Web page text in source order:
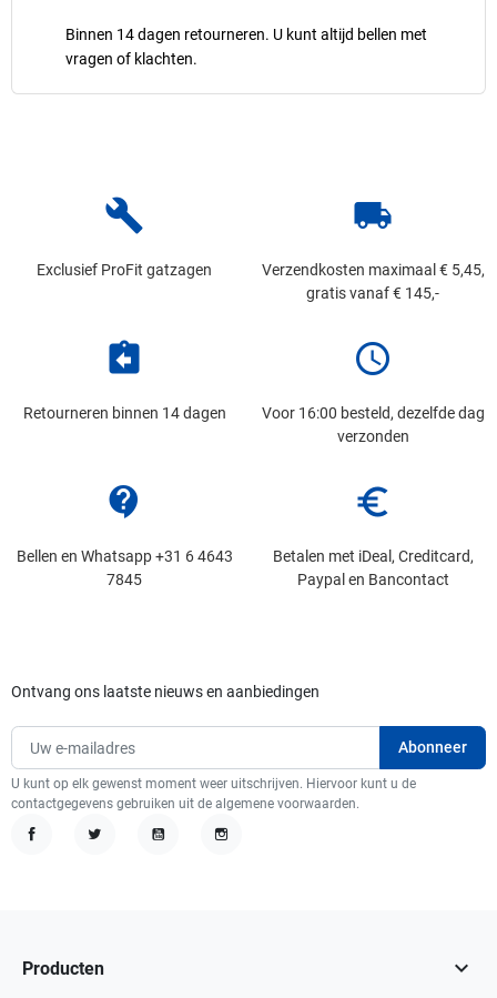
Binnen 14 dagen retourneren. U kunt altijd bellen met
vragen of klachten.
build
Exclusief ProFit gatzagen
local_shipping
Verzendkosten maximaal € 5,45,
gratis vanaf € 145,-
assignment_return
Retourneren binnen 14 dagen
schedule
Voor 16:00 besteld, dezelfde dag
verzonden
contact_support
Bellen en Whatsapp +31 6 4643
7845
euro_symbol
Betalen met iDeal, Creditcard,
Paypal en Bancontact
Ontvang ons laatste nieuws en aanbiedingen
U kunt op elk gewenst moment weer uitschrijven. Hiervoor kunt u de
contactgegevens gebruiken uit de algemene voorwaarden.
Producten 